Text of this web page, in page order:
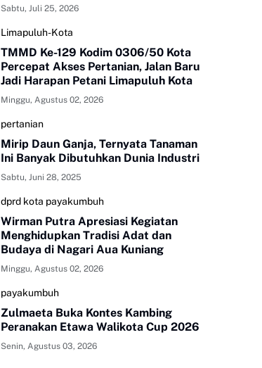
Sabtu, Juli 25, 2026
Limapuluh-Kota
TMMD Ke-129 Kodim 0306/50 Kota
Percepat Akses Pertanian, Jalan Baru
Jadi Harapan Petani Limapuluh Kota
Minggu, Agustus 02, 2026
pertanian
Mirip Daun Ganja, Ternyata Tanaman
Ini Banyak Dibutuhkan Dunia Industri
Sabtu, Juni 28, 2025
dprd kota payakumbuh
Wirman Putra Apresiasi Kegiatan
Menghidupkan Tradisi Adat dan
Budaya di Nagari Aua Kuniang
Minggu, Agustus 02, 2026
payakumbuh
Zulmaeta Buka Kontes Kambing
Peranakan Etawa Walikota Cup 2026
Senin, Agustus 03, 2026